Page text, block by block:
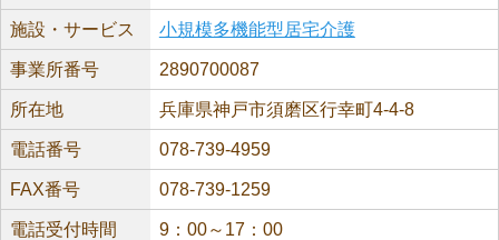
施設・サービス 小規模多機能型居宅介護
事業所番号 2890700087
所在地 兵庫県神戸市須磨区行幸町4-4-8
電話番号 078-739-4959
FAX番号 078-739-1259
電話受付時間 9：00～17：00